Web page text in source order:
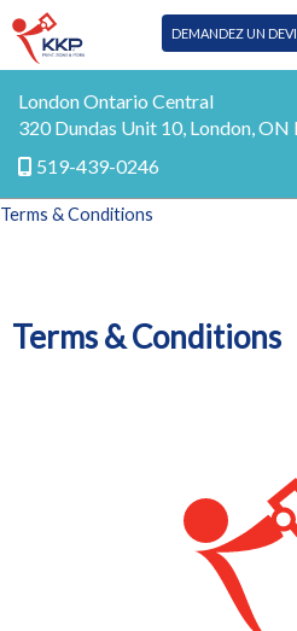
DEMANDEZ UN
Tous les
Blog
London Ontario Central
320 Dundas Unit 10, London, ON
519-439-0246
Terms & Conditions
Terms & Conditions